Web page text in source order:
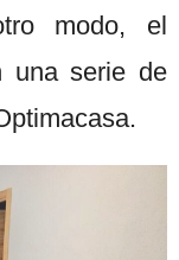
modo, el
una serie de